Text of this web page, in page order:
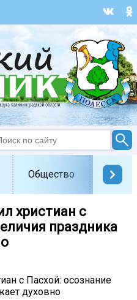
Общество
христиан с
праздника
с Пасхой: осознание
духовно